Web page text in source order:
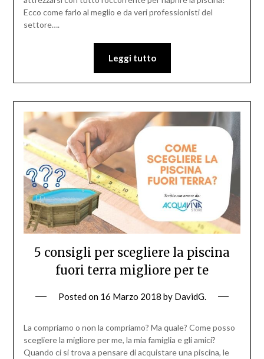
Ecco come farlo al meglio e da veri professionisti del
settore….
Leggi tutto
5 consigli per scegliere la piscina
fuori terra migliore per te
Posted on 16 Marzo 2018 by DavidG.
La compriamo o non la compriamo? Ma quale? Come posso
scegliere la migliore per me, la mia famiglia e gli amici?
Quando ci si trova a pensare di acquistare una piscina, le